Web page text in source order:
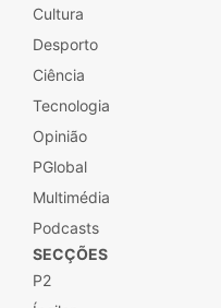
Cultura
Desporto
Ciência
Tecnologia
Opinião
PGlobal
Multimédia
Podcasts
SECÇÕES
P2